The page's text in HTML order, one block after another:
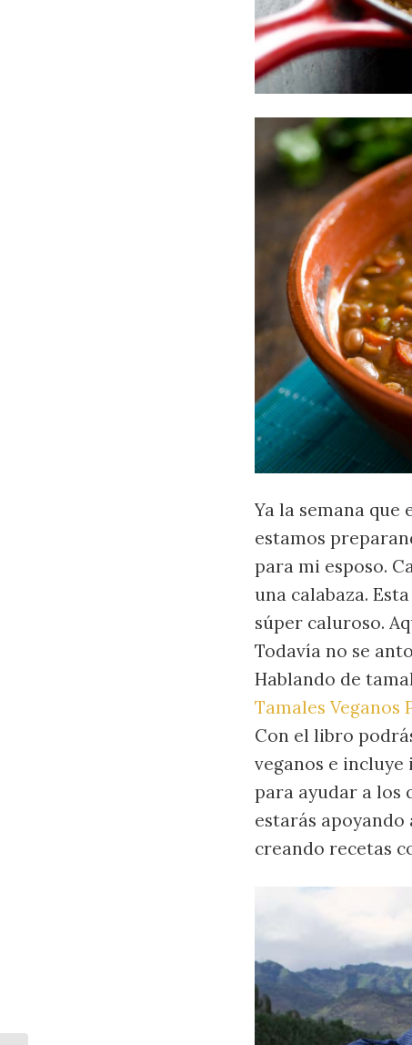
Ya la semana
estamos
para mi esposo.
una calabaza.
súper caluroso.
Todavía no se
Hablando de
Tamales Veganos
Con el libro
veganos e
para ayudar a los
estarás
creando recetas